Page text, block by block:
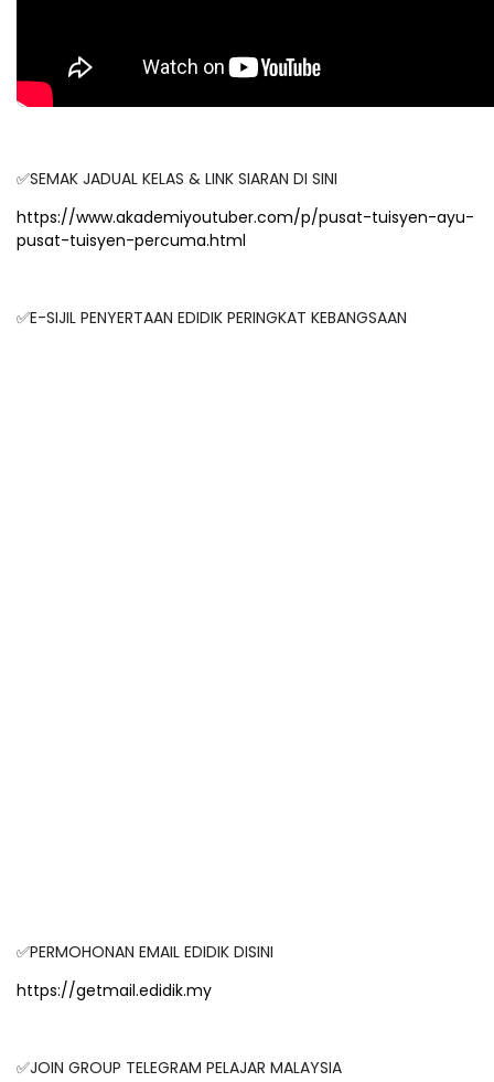
✅SEMAK JADUAL KELAS & LINK SIARAN DI SINI
https://www.akademiyoutuber.com/p/pusat-tuisyen-ayu-
pusat-tuisyen-percuma.html
✅E-SIJIL PENYERTAAN EDIDIK PERINGKAT KEBANGSAAN
✅PERMOHONAN EMAIL EDIDIK DISINI
https://getmail.edidik.my
✅JOIN GROUP TELEGRAM PELAJAR MALAYSIA